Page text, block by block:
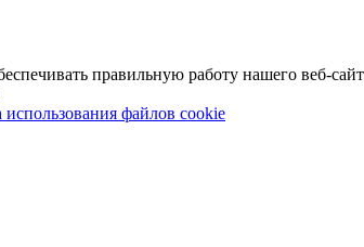
правильную работу нашего веб-
файлов cookie